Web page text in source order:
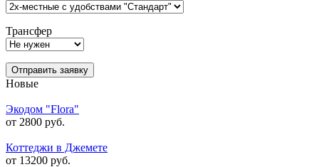
Трансфер
Отправить заявку
Новые
Экодом "Flora"
от 2800 руб.
Коттеджи в Джемете
от 13200 руб.